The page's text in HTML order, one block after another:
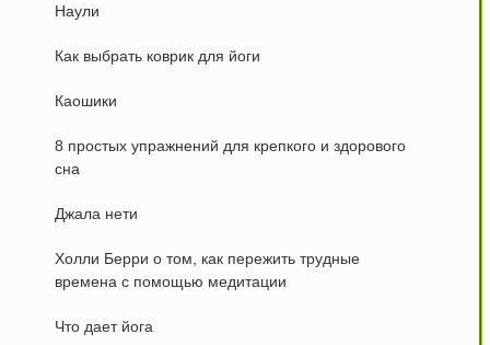
Наули
Как выбрать коврик для йоги
Каошики
8 простых упражнений для крепкого и здорового
сна
Джала нети
Холли Берри о том, как пережить трудные
времена с помощью медитации
Что дает йога